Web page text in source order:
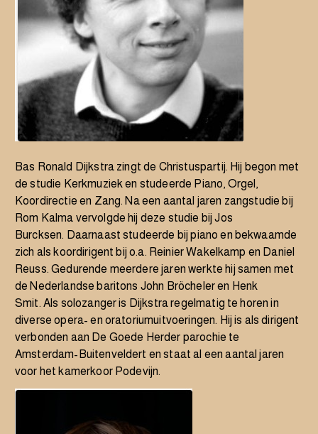
Bas Ronald Dijkstra zingt de Christuspartij. Hij begon met
de studie Kerkmuziek en studeerde Piano, Orgel,
Koordirectie en Zang. Na een aantal jaren zangstudie bij
Rom Kalma vervolgde hij deze studie bij Jos
Burcksen. Daarnaast studeerde bij piano en bekwaamde
zich als koordirigent bij o.a. Reinier Wakelkamp en Daniel
Reuss. Gedurende meerdere jaren werkte hij samen met
de Nederlandse baritons John Bröcheler en Henk
Smit. Als solozanger is Dijkstra regelmatig te horen in
diverse opera- en oratoriumuitvoeringen. Hij is als dirigent
verbonden aan De Goede Herder parochie te
Amsterdam-Buitenveldert en staat al een aantal jaren
voor het kamerkoor Podevijn.